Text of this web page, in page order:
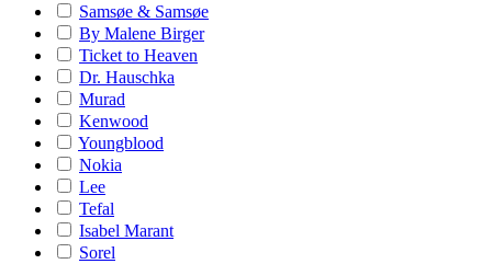
Samsøe & Samsøe
By Malene Birger
Ticket to Heaven
Dr. Hauschka
Murad
Kenwood
Youngblood
Nokia
Lee
Tefal
Isabel Marant
Sorel